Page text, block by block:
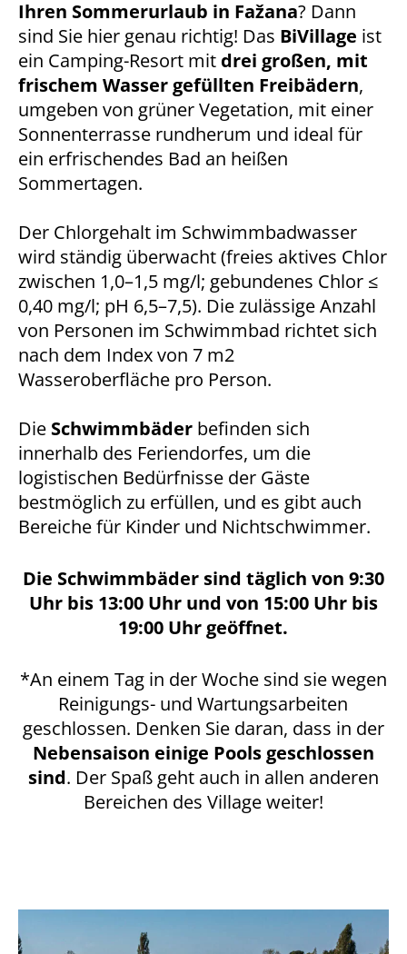
Ihren Sommerurlaub in Fažana? Dann
sind Sie hier genau richtig! Das BiVillage ist
ein Camping-Resort mit drei großen, mit
frischem Wasser gefüllten Freibädern,
umgeben von grüner Vegetation, mit einer
Sonnenterrasse rundherum und ideal für
ein erfrischendes Bad an heißen
Sommertagen.
Der Chlorgehalt im Schwimmbadwasser
wird ständig überwacht (freies aktives Chlor
zwischen 1,0–1,5 mg/l; gebundenes Chlor ≤
0,40 mg/l; pH 6,5–7,5). Die zulässige Anzahl
von Personen im Schwimmbad richtet sich
nach dem Index von 7 m2
Wasseroberfläche pro Person.
Die Schwimmbäder befinden sich
innerhalb des Feriendorfes, um die
logistischen Bedürfnisse der Gäste
bestmöglich zu erfüllen, und es gibt auch
Bereiche für Kinder und Nichtschwimmer.
Die Schwimmbäder sind täglich von 9:30
Uhr bis 13:00 Uhr und von 15:00 Uhr bis
19:00 Uhr geöffnet.
*An einem Tag in der Woche sind sie wegen
Reinigungs- und Wartungsarbeiten
geschlossen. Denken Sie daran, dass in der
Nebensaison einige Pools geschlossen
sind. Der Spaß geht auch in allen anderen
Bereichen des Village weiter!